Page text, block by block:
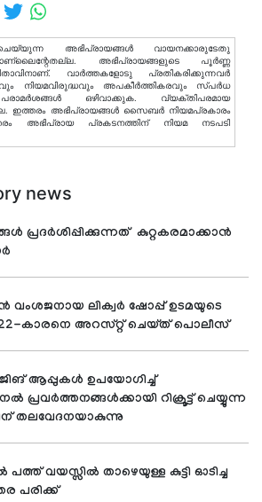
അഭിപ്രായങ്ങള്‍ വായനക്കാരുടേതു
അഭിപ്രായങ്ങളുടെ പൂർണ്ണ
വാര്‍ത്തകളോടു പ്രതികരിക്കുന്നവര്‍
നിയമവിരുദ്ധവും അപകീര്‍ത്തികരവും സ്പര്‍ധ
ഒഴിവാക്കുക. വ്യക്തിപരമായ
ഇത്തരം അഭിപ്രായങ്ങള്‍ സൈബര്‍ നിയമപ്രകാരം
അഭിപ്രായ പ്രകടനത്തിന് നിയമ നടപടി
news
പ്രദർശിപ്പിക്കുന്നത് കുറ്റകരമാക്കാൻ
വംശജനായ ലിക്വർ ഷോപ്പ് ഉടമയുടെ
കാരനെ അറസ്റ്റ് ചെയ്ത് പൊലീസ്
ആപ്പുകൾ ഉപയോഗിച്ച്
പ്രവർത്തനങ്ങൾക്കായി റിക്രൂട്ട് ചെയ്യുന്ന
തലവേദനയാകുന്നു
വയസ്സിൽ താഴെയുള്ള കുട്ടി ഓടിച്ച
പരിക്ക്